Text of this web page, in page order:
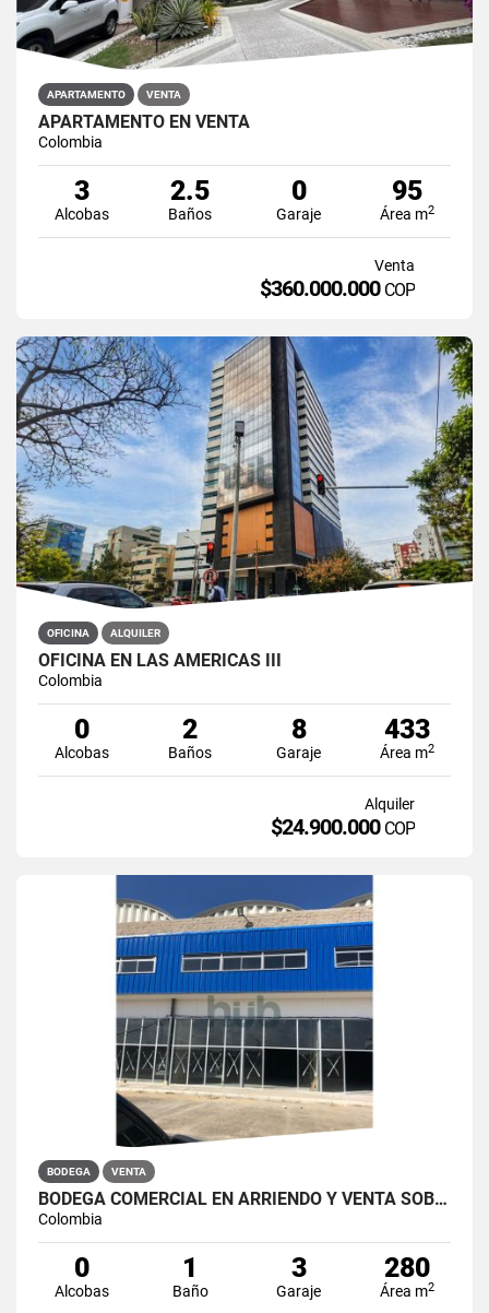
APARTAMENTO VENTA
APARTAMENTO EN VENTA
Colombia
3
Alcobas
2.5
Baños
0
Garaje
95
Área m2
Venta
$360.000.000 COP
OFICINA ALQUILER
OFICINA EN LAS AMERICAS III
Colombia
0
Alcobas
2
Baños
8
Garaje
433
Área m2
Alquiler
$24.900.000 COP
BODEGA VENTA
BODEGA COMERCIAL EN ARRIENDO Y VENTA SOBRE LA AV CIRCUNVALAR
Colombia
0
Alcobas
1
Baño
3
Garaje
280
Área m2